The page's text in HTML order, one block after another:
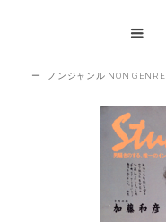
ー ノンジャンル NON GENRE